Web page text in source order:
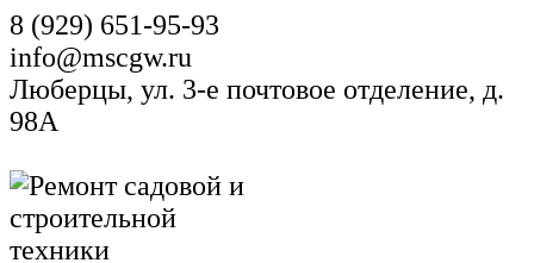
8 (929) 651-95-93
info@mscgw.ru
Люберцы, ул. 3-е почтовое отделение, д.
98А